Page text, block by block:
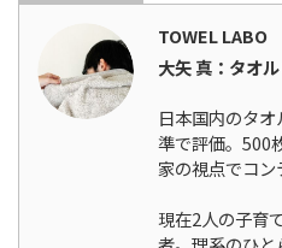
TOWEL LABO
大矢 真：タオ
日本国内のタ
準で評価。500
家の視点でコン
現在2人の子育